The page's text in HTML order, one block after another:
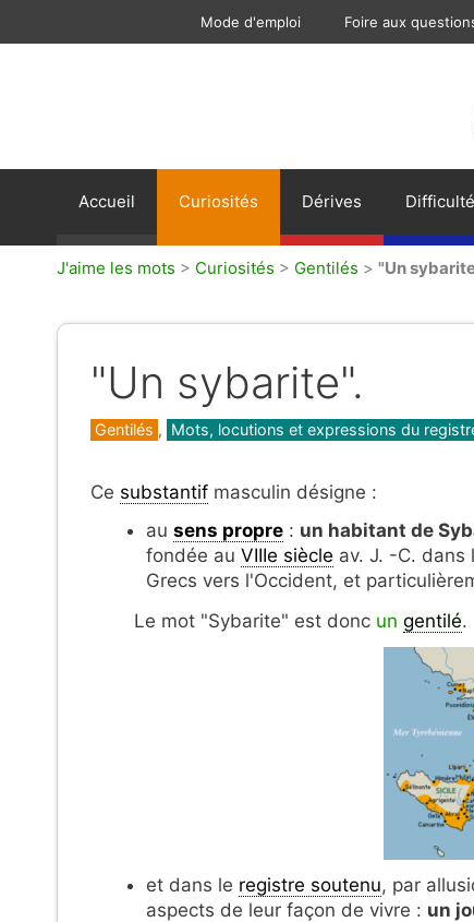
Mode d'emploi Foire aux
Accueil Curiosités Dérives
J'aime les mots > Curiosités > Gentilés > "Un
"Un sybarite".
Catégories
Gentilés , Mots, locutions et expressions du
Ce substantif masculin désigne :
au sens propre : un habitant de
fondée au VIIIe siècle av. J. -C.
Grecs vers l'Occident, et
Le mot "Sybarite" est donc un gentilé.
et dans le registre soutenu, par
aspects de leur façon de vivre : un